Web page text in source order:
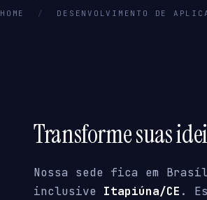
HOME / DESENVOLVIMENTO DE
Transforme suas
Nossa sede fica em
inclusive Itapiúna/CE .